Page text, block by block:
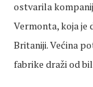
ostvarila
Vermonta, koja je
Britaniji. Većina
fabrike draži od